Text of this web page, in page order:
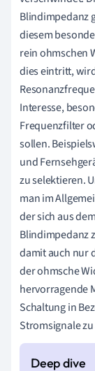
Blindimpedanz
diesem
rein ohmschen
dies eintritt,
Interesse,
Frequenzfilter
sollen.
und
zu selektieren.
man im
der sich aus
Blindimpedanz
damit auch nur
der ohmsche
hervorragende
Schaltung in
Stromsignale